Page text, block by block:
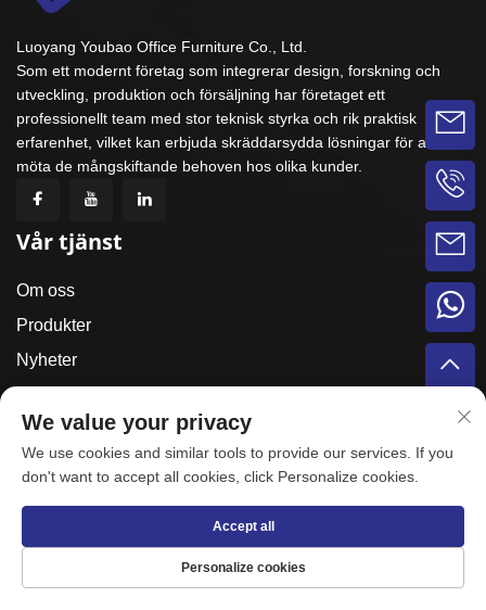
Luoyang Youbao Office Furniture Co., Ltd.
Som ett modernt företag som integrerar design, forskning och
utveckling, produktion och försäljning har företaget ett
professionellt team med stor teknisk styrka och rik praktisk
erfarenhet, vilket kan erbjuda skräddarsydda lösningar för att
möta de mångskiftande behoven hos olika kunder.
Vår tjänst
Om oss
Produkter
Nyheter
KONTAKTA
Kontakta oss
+86-18903798620
We value your privacy
We use cookies and similar tools to provide our services. If you
don't want to accept all cookies, click Personalize cookies.
Personalize cookies
Accept all